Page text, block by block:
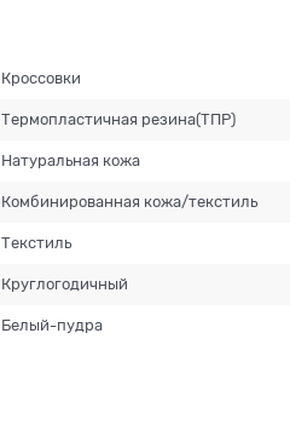
Кроссовки
Термопластичная резина(ТПР)
Натуральная кожа
Комбинированная кожа/текстиль
Текстиль
Круглогодичный
Белый-пудра